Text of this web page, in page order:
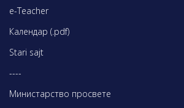
e-Teacher
Календар (.pdf)
Stari sajt
----
Министарство просвете